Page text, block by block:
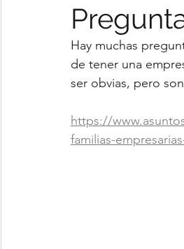
Hay muchas
de tener una
ser obvias, pero
https://
familias-